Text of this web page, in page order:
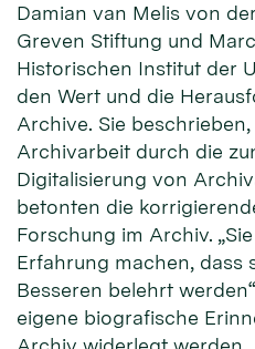
Damian van Melis von
Greven Stiftung und
Historischen Institut der
den Wert und die
Archive. Sie
Archivarbeit durch die
Digitalisierung von
betonten die
Forschung im Archiv.
Erfahrung machen, dass
Besseren belehrt
eigene biografische